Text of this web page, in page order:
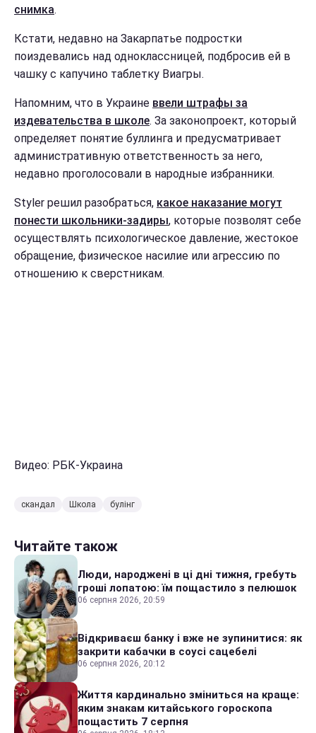
снимка.
Кстати, недавно на Закарпатье подростки
поиздевались над одноклассницей, подбросив ей в
чашку с капучино таблетку Виагры.
Напомним, что в Украине ввели штрафы за
издевательства в школе. За законопроект, который
определяет понятие буллинга и предусматривает
административную ответственность за него,
недавно проголосовали в народные избранники.
Styler решил разобраться, какое наказание могут
понести школьники-задиры, которые позволят себе
осуществлять психологическое давление, жестокое
обращение, физическое насилие или агрессию по
отношению к сверстникам.
Видео: РБК-Украина
скандал Школа булінг
Читайте також
Люди, народжені в ці дні тижня, гребуть
гроші лопатою: їм пощастило з пелюшок
06 серпня 2026, 20:59
Відкриваєш банку і вже не зупинитися: як
закрити кабачки в соусі сацебелі
06 серпня 2026, 20:12
Життя кардинально зміниться на краще:
яким знакам китайського гороскопа
пощастить 7 серпня